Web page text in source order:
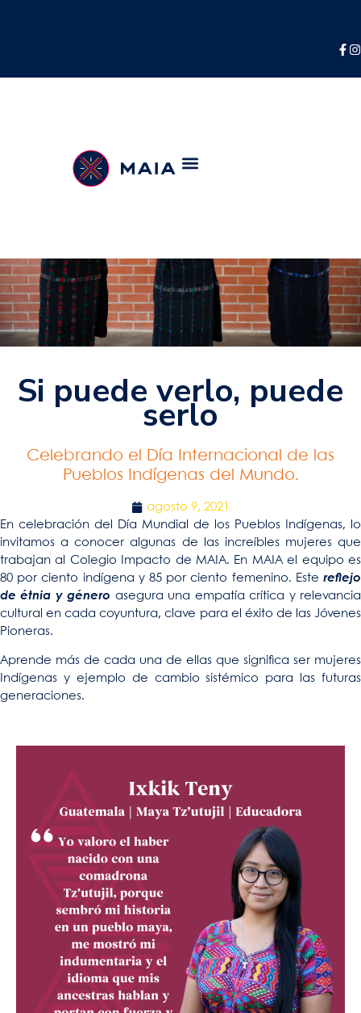
Si puede verlo, puede
serlo
Celebrando el Día Internacional de las
Pueblos Indígenas del Mundo.
agosto 9, 2021
En celebración del Día Mundial de los Pueblos Indígenas, lo
invitamos a conocer algunas de las increíbles mujeres que
trabajan al Colegio Impacto de MAIA. En MAIA el equipo es
80 por ciento indígena y 85 por ciento femenino. Este reflejo
de étnia y género asegura una empatía crítica y relevancia
cultural en cada coyuntura, clave para el éxito de las Jóvenes
Pioneras.
Aprende más de cada una de ellas que significa ser mujeres
Indígenas y ejemplo de cambio sistémico para las futuras
generaciones.